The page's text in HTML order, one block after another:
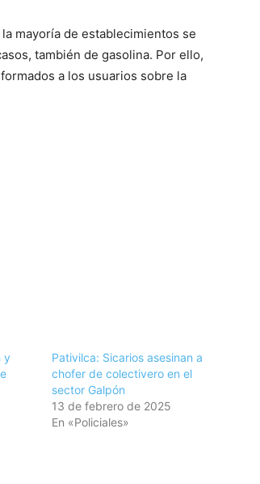
mayoría de establecimientos se
también de gasolina. Por ello,
a los usuarios sobre la
y
Pativilca: Sicarios asesinan a
chofer de colectivero en el
sector Galpón
13 de febrero de 2025
En «Policiales»